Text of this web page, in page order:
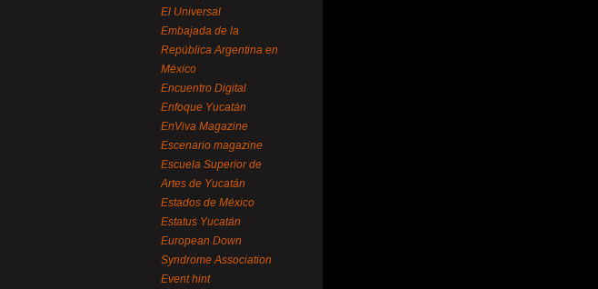
El Universal
Embajada de la
República Argentina en
México
Encuentro Digital
Enfoque Yucatán
EnViva Magazine
Escenario magazine
Escuela Superior de
Artes de Yucatán
Estados de México
Estatus Yucatán
European Down
Syndrome Association
Event hint